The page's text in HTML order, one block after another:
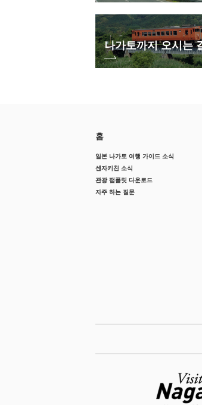
나가토까지 오시는
홈
일본 나가토 여행 가이드 소식
센자키친 소식
관광 팸플릿 다운로드
자주 하는 질문